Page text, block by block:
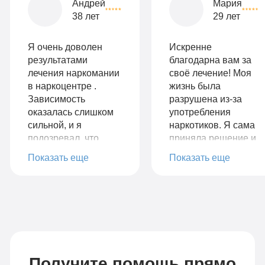
Андрей
38 лет
Я очень доволен
результатами
лечения наркомании
в наркоцентре .
Зависимость
оказалась слишком
сильной, и я
подозревал, что
мне помочь. Но
Показать еще
Мария
29 лет
Искренне
благодарна вам за
своё лечение! Моя
жизнь была
разрушена из-за
употребления
наркотиков. Я сама
приняла решение и
клинику, обсудили и
Показать еще